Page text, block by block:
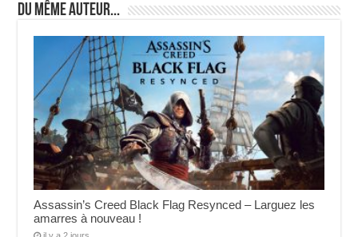
Du même auteur...
Assassin’s Creed Black Flag Resynced – Larguez les
amarres à nouveau !